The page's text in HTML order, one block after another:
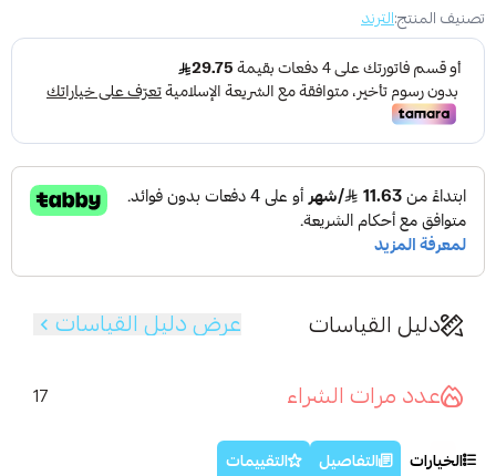
تصنيف المنتج:الترند
دليل القياسات
عرض دليل القياسات
عدد مرات الشراء
17
الخيارات التفاصيل
التقييمات